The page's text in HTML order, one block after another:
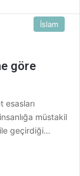
İslam
göre
esasları
müstakil
geçirdiği…